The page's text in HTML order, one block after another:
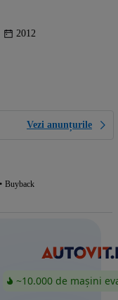
2012
Vezi anunțurile
Buyback
~10.000 de mașini